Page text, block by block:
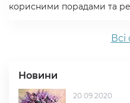
корисними порадами та
Всi
Новини
20.09.2020